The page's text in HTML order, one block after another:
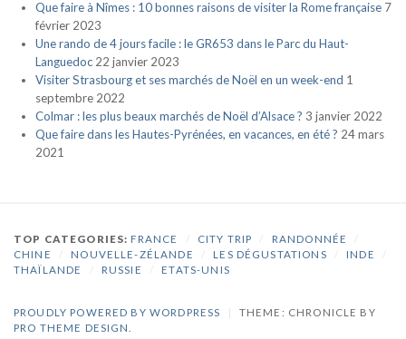
Que faire à Nîmes : 10 bonnes raisons de visiter la Rome française 7
février 2023
Une rando de 4 jours facile : le GR653 dans le Parc du Haut-
Languedoc 22 janvier 2023
Visiter Strasbourg et ses marchés de Noël en un week-end 1
septembre 2022
Colmar : les plus beaux marchés de Noël d’Alsace ? 3 janvier 2022
Que faire dans les Hautes-Pyrénées, en vacances, en été ? 24 mars
2021
TOP CATEGORIES:FRANCE CITY TRIP RANDONNÉE
CHINE
NOUVELLE-ZÉLANDE LES DÉGUSTATIONS INDE
THAÏLANDE
RUSSIE ETATS-UNIS
PROUDLY POWERED BY WORDPRESS
THEME: CHRONICLE BY
PRO THEME DESIGN